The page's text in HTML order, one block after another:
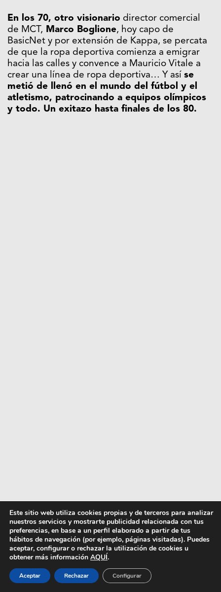
En los 70, otro visionario director comercial
de MCT, Marco Boglione, hoy capo de
BasicNet y por extensión de Kappa, se percata
de que la ropa deportiva comienza a emigrar
hacia las calles y convence a Mauricio Vitale a
crear una línea de ropa deportiva… Y así se
metió de llenó en el mundo del fútbol y el
atletismo, patrocinando a equipos olímpicos
y todo. Un exitazo hasta finales de los 80.
Este sitio web utiliza cookies propias y de terceros para analizar
nuestros servicios y mostrarte publicidad relacionada con tus
preferencias, en base a un perfil elaborado a partir de tus
hábitos de navegación (por ejemplo, páginas visitadas). Puedes
aceptar, configurar o rechazar la utilización de cookies u
obtener más información AQUÍ.
Aceptar Rechazar Configurar